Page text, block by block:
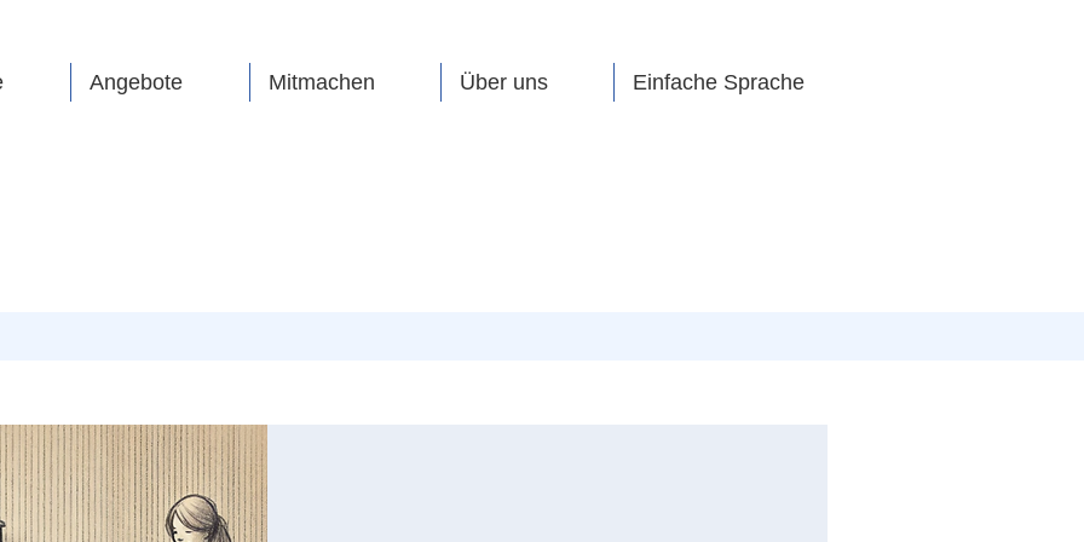
Angebote Mitmachen Über uns Einfache Sprache